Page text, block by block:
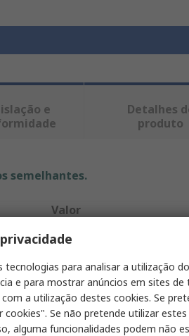
e
Detalhes
produto
semelhantes.
Valor
HARTING
Junta
Junta
70 x 34 x 29.3 mm
para analisar a utilização
e para mostrar anúncios em sites de
a utilização destes cookies. Se
cookies". Se não pretende utilizar
alguma funcionalidades podem não